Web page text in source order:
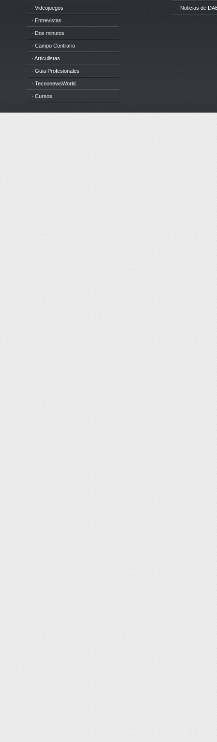
· Videojuegos
· Entrevistas
· Dos minutos
· Campo Contrario
· Articulistas
· Guia Profesionales
· TecnonewsWorld
· Cursos
· Noticias de